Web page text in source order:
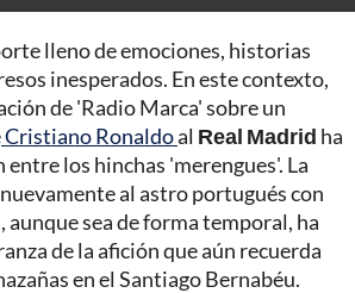
lleno de emociones, historias
inesperados. En este contexto,
de 'Radio Marca' sobre un
Cristiano Ronaldoal Real Madrid ha
los hinchas 'merengues'. La
al astro portugués con
aunque sea de forma temporal, ha
de la afición que aún recuerda
en el Santiago Bernabéu.